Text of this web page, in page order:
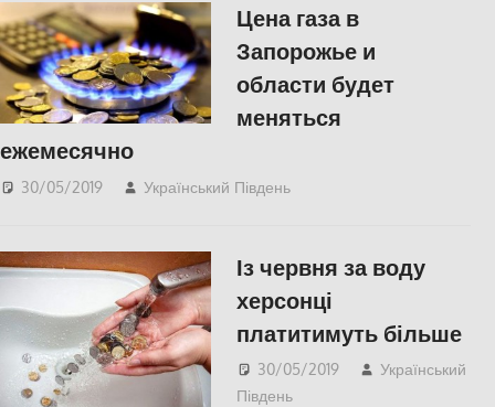
Цена газа в
Запорожье и
области будет
меняться
ежемесячно
30/05/2019 Український Південь
Із червня за воду
херсонці
платитимуть більше
30/05/2019
Український
Південь